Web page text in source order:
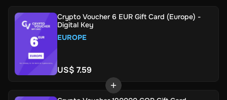
Crypto Voucher 6 EUR Gift Card (Europe) -
Digital Key
EUROPE
US$ 7.59